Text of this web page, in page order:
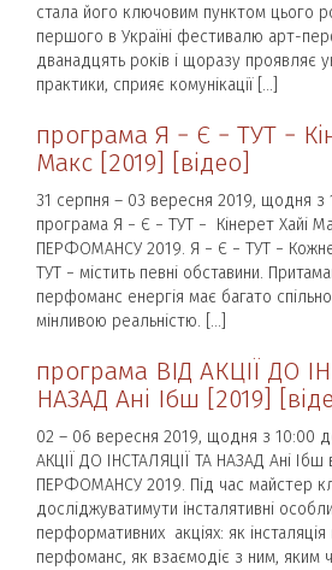
стала його ключовим пунктом цього
першого в Україні фестивалю арт-
дванадцять років і щоразу проявляє
практики, сприяє комунікації […]
програма Я − Є − ТУТ −
Макс [2019] [відео]
31 серпня – 03 вересня 2019, щодня з
програма Я − Є − ТУТ − Кінерет Хайі
ПЕРФОМАНСУ 2019. Я − Є − ТУТ −
ТУТ − містить певні обставини.
перфоманс енергія має багато
мінливою реальністю. […]
програма ВІД АКЦІЇ ДО
НАЗАД Ані Ібш [2019]
02 – 06 вересня 2019, щодня з 10:00
АКЦІЇ ДО ІНСТАЛЯЦІЇ ТА НАЗАД Ані
ПЕРФОМАНСУ 2019. Під час майстер
досліджуватимути інсталятивні
перформативних акціях: як
перфоманс, як взаємодіє з ним, яким